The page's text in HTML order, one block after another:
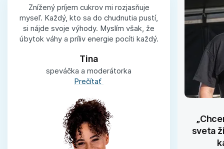
Znížený príjem cukrov mi rozjasňuje
myseľ. Každý, kto sa do chudnutia pustí,
si nájde svoje výhody. Myslím však, že
úbytok váhy a príliv energie pocíti každý.
Tina
speváčka a moderátorka
Prečítať
sveta